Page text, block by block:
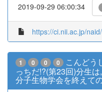
2019-09-29 06:00:34
https://ci.nii.ac.jp/
1 0 0 0
こんどう
っちだ!?(第23回)分生
分子生物学会を終えて